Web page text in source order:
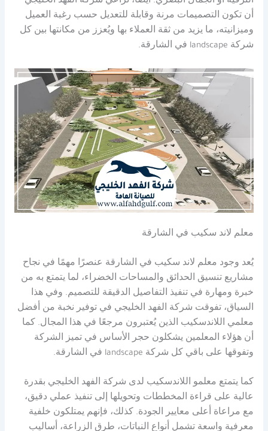
أن تكون التصميمات مرنة وقابلة للتعديل حسب رغبة العميل
وميزانيته، ما يزيد من ثقة العملاء بها ويُعزز من مكانتها بين كل
شركة landscape في الشارقة.
معلم لاند سكيب في الشارقة
يُعد وجود معلم لاند سكيب في الشارقة عنصرًا مهمًا في نجاح
مشاريع تنسيق الحدائق والمساحات الخضراء، لما يتمتع به من
خبرة ومهارة في تنفيذ التفاصيل الدقيقة للتصميم. وفي هذا
السياق، تفوقت شركة الفهد الخليجي في توفير نخبة من أفضل
معلمي اللاندسكيب الذين يُعتبرون مرجعًا في هذا المجال. كما
أن هؤلاء المعلمين يشكلون حجر الأساس في تميز الشركة
وتفوقها على باقي كل شركة landscape في الشارقة.
كما يتمتع معلمو اللاندسكيب لدى شركة الفهد الخليجي بقدرة
عالية على قراءة المخططات وتحويلها إلى تنفيذ عملي دقيق،
مع مراعاة أعلى معايير الجودة. كذلك، فإنهم يمتلكون خلفية
معرفية واسعة تشمل أنواع النباتات، طرق الزراعة، أساليب